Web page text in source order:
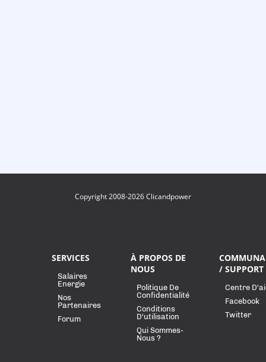
Copyright 2008-2026 Clicandpower
SERVICES
Salaires
Energie
Nos
Partenaires
Forum
À PROPOS DE
NOUS
Politique De
Confidentialité
Conditions
D'utilisation
Qui Sommes-
Nous ?
/ SUPPORT
Centre
Facebook
Twitter